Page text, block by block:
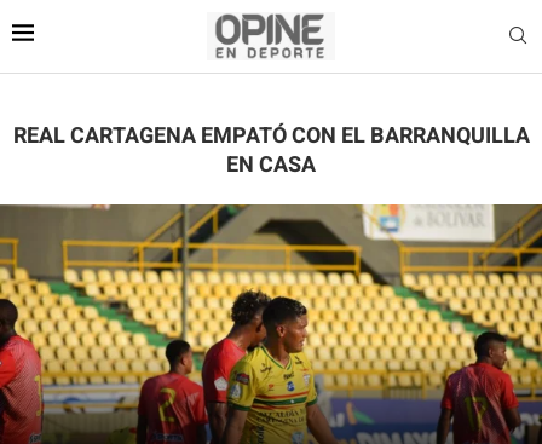
REAL CARTAGENA EMPATÓ CON EL BARRANQUILLA
EN CASA